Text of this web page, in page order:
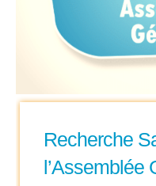
Recherche
l’Assemblée